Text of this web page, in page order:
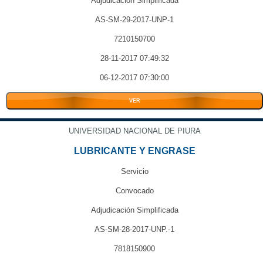
AS-SM-29-2017-UNP-1
7210150700
28-11-2017 07:49:32
06-12-2017 07:30:00
VER
UNIVERSIDAD NACIONAL DE PIURA
LUBRICANTE Y ENGRASE
Servicio
Convocado
Adjudicación Simplificada
AS-SM-28-2017-UNP.-1
7818150900